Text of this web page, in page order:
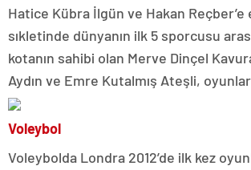
Hatice Kübra İlgün ve Hakan Reçber’e
sıkletinde dünyanın ilk 5 sporcusu
kotanın sahibi olan Merve Dinçel
Aydın ve Emre Kutalmış Ateşli,
Voleybol
Voleybolda Londra 2012’de ilk kez